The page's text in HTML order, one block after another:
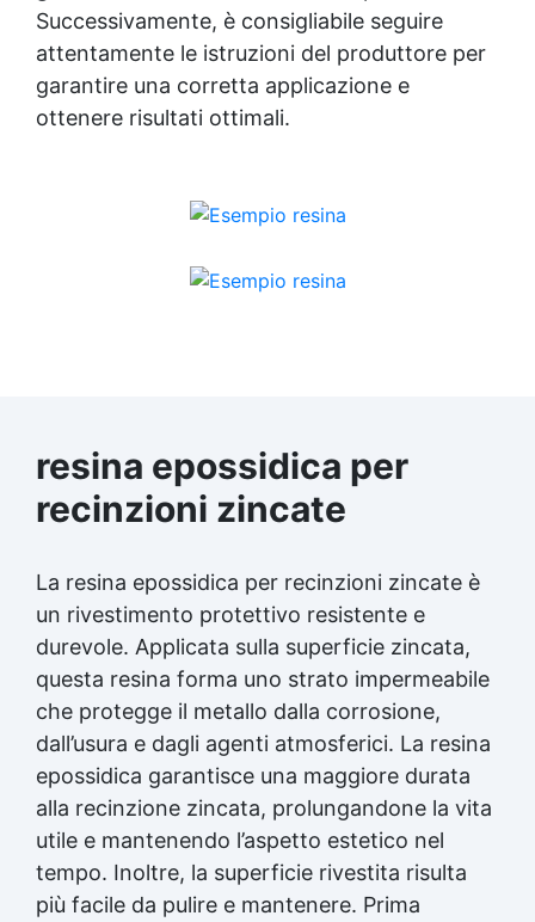
Successivamente, è consigliabile seguire
attentamente le istruzioni del produttore per
garantire una corretta applicazione e
ottenere risultati ottimali.
resina epossidica per
recinzioni zincate
La resina epossidica per recinzioni zincate è
un rivestimento protettivo resistente e
durevole. Applicata sulla superficie zincata,
questa resina forma uno strato impermeabile
che protegge il metallo dalla corrosione,
dall’usura e dagli agenti atmosferici. La resina
epossidica garantisce una maggiore durata
alla recinzione zincata, prolungandone la vita
utile e mantenendo l’aspetto estetico nel
tempo. Inoltre, la superficie rivestita risulta
più facile da pulire e mantenere. Prima